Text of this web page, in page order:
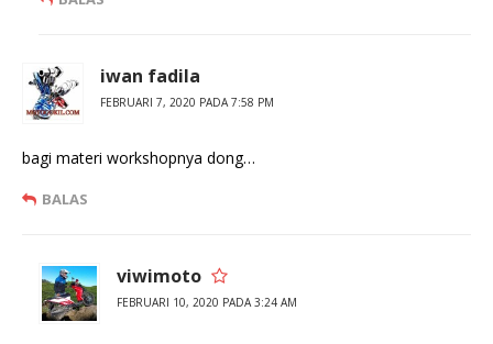
iwan fadila
FEBRUARI 7, 2020 PADA 7:58 PM
bagi materi workshopnya dong…
BALAS
viwimoto
FEBRUARI 10, 2020 PADA 3:24 AM